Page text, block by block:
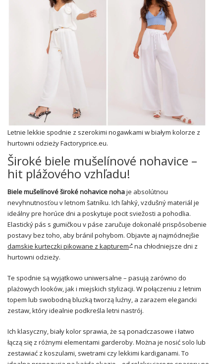
Letnie lekkie spodnie z szerokimi nogawkami w białym kolorze z
hurtowni odzieży Factoryprice.eu.
Široké biele mušelínové nohavice –
hit plážového vzhľadu!
Biele mušelínové široké nohavicenohaje absolútnou
nevyhnutnosťou v letnom šatníku. Ich ľahký, vzdušný materiál je
ideálny pre horúce dni a poskytuje pocit sviežosti a pohodlia.
Elastický pás s gumičkou v páse zaručuje dokonalé prispôsobenie
postavy bez toho, aby bránil pohybom. Objavte aj najmódnejšie
damskie kurteczki pikowane z kapturem
na chłodniejsze dni z
hurtowni odzieży.
Te spodnie są wyjątkowo uniwersalne – pasują zarówno do
plażowych looków, jak i miejskich stylizacji. W połączeniu z letnim
topem lub swobodną bluzką tworzą luźny, a zarazem elegancki
zestaw, który idealnie podkreśla letni nastrój.
Ich klasyczny, biały kolor sprawia, że są ponadczasowe i łatwo
łączą się z różnymi elementami garderoby. Można je nosić solo lub
zestawiać z koszulami, swetrami czy lekkimi kardiganami. To